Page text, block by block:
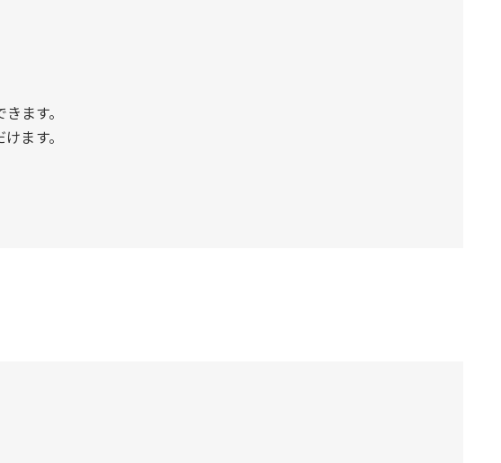
ます。
ます。